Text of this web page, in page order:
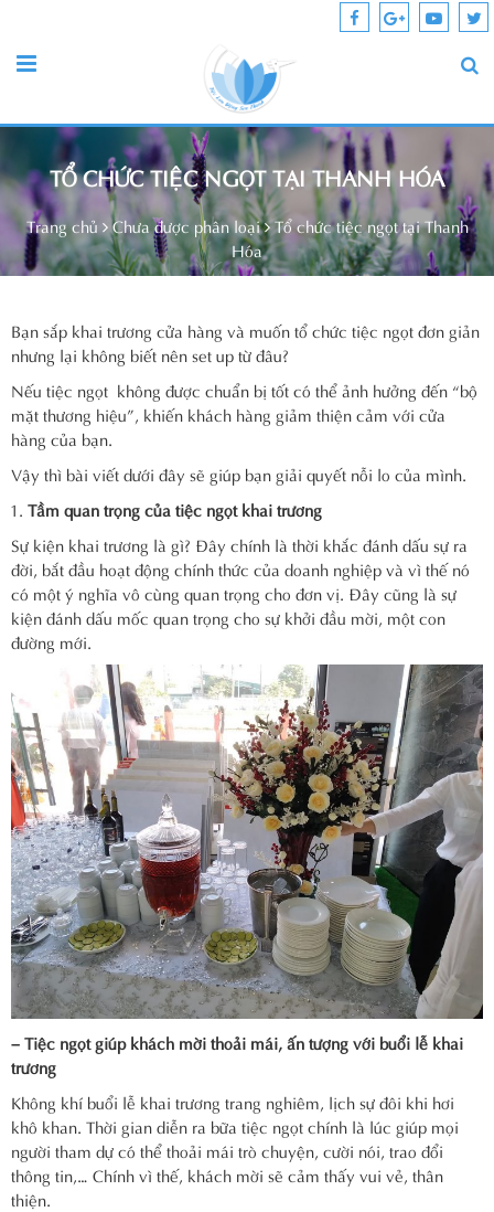
TỔ CHỨC TIỆC NGỌT TẠI THANH HÓA
Trang chủ Chưa được phân loại
Tổ chức tiệc ngọt tại Thanh
Hóa
Bạn sắp khai trương cửa hàng và muốn tổ chức tiệc ngọt đơn giản
nhưng lại không biết nên set up từ đâu?
Nếu tiệc ngọt không được chuẩn bị tốt có thể ảnh hưởng đến “bộ
mặt thương hiệu”, khiến khách hàng giảm thiện cảm với cửa
hàng của bạn.
Vậy thì bài viết dưới đây sẽ giúp bạn giải quyết nỗi lo của mình.
Tầm quan trọng của tiệc ngọt khai trương
Sự kiện khai trương là gì? Đây chính là thời khắc đánh dấu sự ra
đời, bắt đầu hoạt động chính thức của doanh nghiệp và vì thế nó
có một ý nghĩa vô cùng quan trọng cho đơn vị. Đây cũng là sự
kiện đánh dấu mốc quan trọng cho sự khởi đầu mời, một con
đường mới.
– Tiệc ngọt giúp khách mời thoải mái, ấn tượng với buổi lễ khai
trương
Không khí buổi lễ khai trương trang nghiêm, lịch sự đôi khi hơi
khô khan. Thời gian diễn ra bữa tiệc ngọt chính là lúc giúp mọi
người tham dự có thể thoải mái trò chuyện, cười nói, trao đổi
thông tin,… Chính vì thế, khách mời sẽ cảm thấy vui vẻ, thân
thiện.